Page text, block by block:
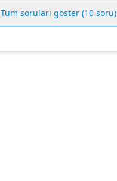
Tüm soruları göster (10 soru)